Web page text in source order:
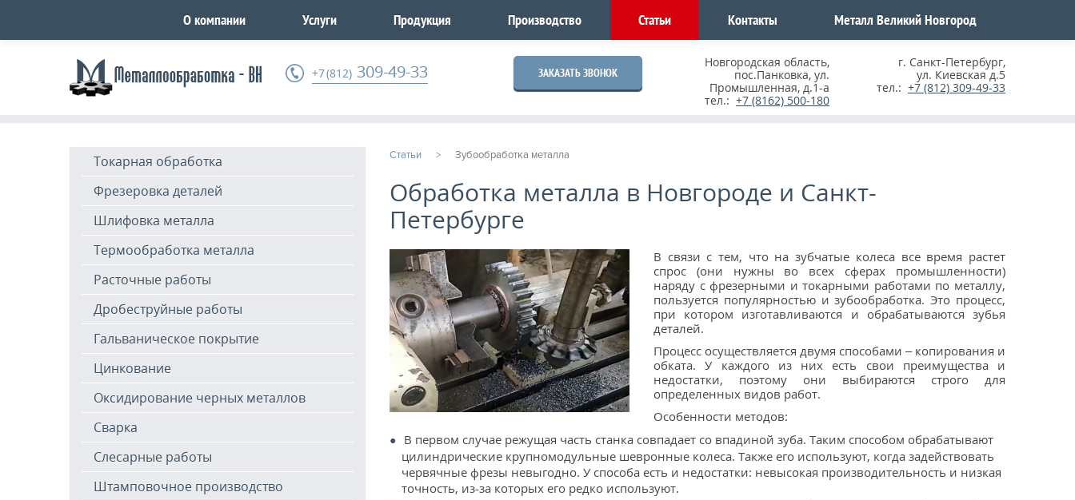
О компании Услуги Продукция Производство Статьи Контакты Металл Великий Новгород
+7 (812) 309-49-33 ЗАКАЗАТЬ ЗВОНОК
Новгородская область,
пос.Панковка, ул.
Промышленная, д.1-а
тел.: +7 (8162) 500-180
г. Санкт-Петербург,
ул. Киевская д.5
тел.: +7 (812) 309-49-33
Токарная обработка
Фрезеровка деталей
Шлифовка металла
Термообработка металла
Расточные работы
Дробеструйные работы
Гальваническое покрытие
Цинкование
Оксидирование черных металлов
Сварка
Слесарные работы
Штамповочное производство
Статьи Зубообработка металла
Обработка металла в Новгороде и Санкт-
Петербурге
В связи с тем, что на зубчатые колеса все время растет
спрос (они нужны во всех сферах промышленности)
наряду с фрезерными и токарными работами по металлу,
пользуется популярностью и зубообработка. Это процесс,
при котором изготавливаются и обрабатываются зубья
деталей.
Процесс осуществляется двумя способами – копирования и
обката. У каждого из них есть свои преимущества и
недостатки, поэтому они выбираются строго для
определенных видов работ.
Особенности методов:
В первом случае режущая часть станка совпадает со впадиной зуба. Таким способом обрабатывают
цилиндрические крупномодульные шевронные колеса. Также его используют, когда задействовать
червячные фрезы невыгодно. У способа есть и недостатки: невысокая производительность и низкая
точность, из-за которых его редко используют.